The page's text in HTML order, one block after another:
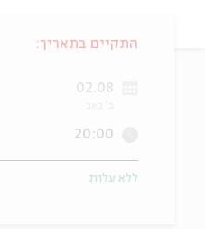
התקיים בתאריך:
02.08
20:00
ללא עלות